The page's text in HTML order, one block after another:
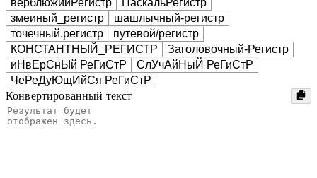
верблюжийРегистр
ПаскальРегистр
змеиный_регистр
шашлычный-регистр
точечный.регистр
путевой/регистр
КОНСТАНТНЫЙ_РЕГИСТР
Заголовочный-Регистр
иНвЕрСнЫй РеГиСтР
СлУчАйНыЙ РеГиСтР
ЧеРеДуЮщИйСя РеГиСтР
Конвертированный текст